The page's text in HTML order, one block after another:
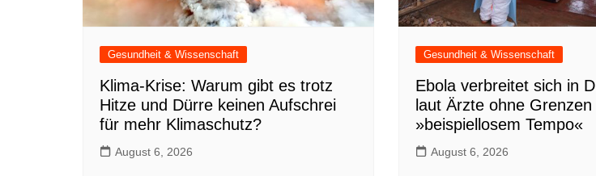
Gesundheit & Wissenschaft
Klima-Krise: Warum gibt es trotz
Hitze und Dürre keinen Aufschrei
für mehr Klimaschutz?
August 6, 2026
Gesundheit & Wissenschaft
Ebola verbreitet sich in
laut Ärzte ohne Grenzen
»beispiellosem Tempo«
August 6, 2026